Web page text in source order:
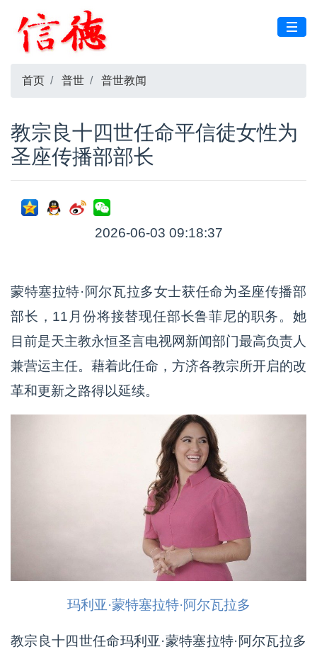
首页 普世 普世教闻
教宗良十四世任命平信徒女性为
圣座传播部部长
2026-06-03 09:18:37
蒙特塞拉特·阿尔瓦拉多女士获任命为圣座传播部
部长，11月份将接替现任部长鲁菲尼的职务。她
目前是天主教永恒圣言电视网新闻部门最高负责人
兼营运主任。藉着此任命，方济各教宗所开启的改
革和更新之路得以延续。
玛利亚·蒙特塞拉特·阿尔瓦拉多
教宗良十四世任命玛利亚·蒙特塞拉特·阿尔瓦拉多